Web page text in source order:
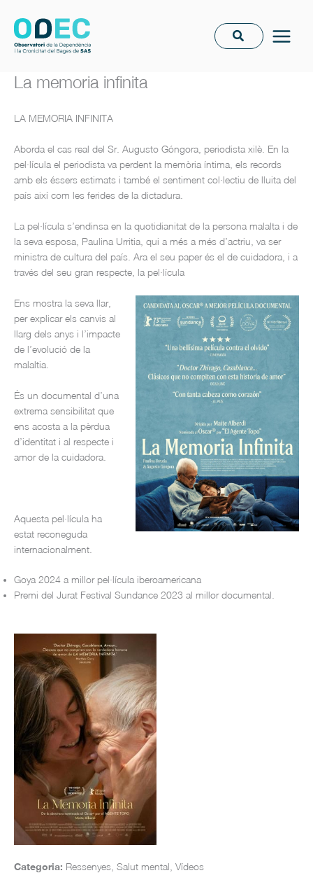
contingut
La memoria infinita
LA MEMORIA INFINITA
Aborda el cas real del Sr. Augusto Góngora, periodista xilè. En la
pel·lícula el periodista va perdent la memòria íntima, els records
amb els éssers estimats i també el sentiment col·lectiu de lluita del
país així com les ferides de la dictadura.
La pel·lícula s’endinsa en la quotidianitat de la persona malalta i de
la seva esposa, Paulina Urritia, qui a més a més d’actriu, va ser
ministra de cultura del país. Ara el seu paper és el de cuidadora, i a
través del seu gran respecte, la pel·lícula
Ens mostra la seva llar,
per explicar els canvis al
llarg dels anys i l’impacte
de l’evolució de la
malaltia.
És un documental d’una
extrema sensibilitat que
ens acosta a la pèrdua
d’identitat i al respecte i
amor de la cuidadora.
Aquesta pel·lícula ha
estat reconeguda
internacionalment.
Goya 2024 a millor pel·lícula iberoamericana
Premi del Jurat Festival Sundance 2023 al millor documental.
Categoria: Ressenyes, Salut mental, Vídeos